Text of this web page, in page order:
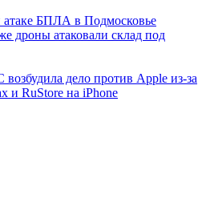
БПЛА в Подмосковье
дроны атаковали склад под
дело против Apple из-за
и RuStore на iPhone